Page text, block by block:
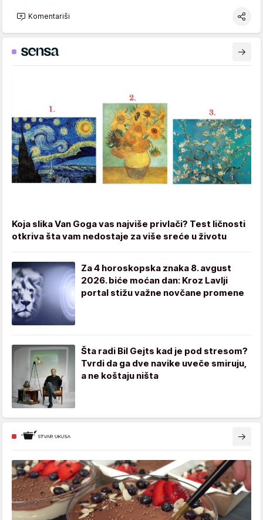
Komentariši
Koja slika Van Goga vas najviše privlači? Test ličnosti
otkriva šta vam nedostaje za više sreće u životu
Za 4 horoskopska znaka 8. avgust
2026. biće moćan dan: Kroz Lavlji
portal stižu važne novčane promene
Šta radi Bil Gejts kad je pod stresom?
Tvrdi da ga dve navike uveče smiruju,
a ne koštaju ništa